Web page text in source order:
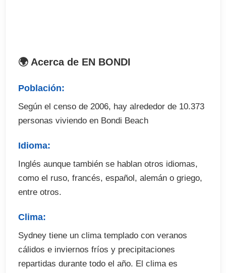
destino)
🌍 Acerca de EN BONDI
Población:
Según el censo de 2006, hay alrededor de 10.373
personas viviendo en Bondi Beach
Idioma:
Inglés aunque también se hablan otros idiomas,
como el ruso, francés, español, alemán o griego,
entre otros.
Clima:
Sydney tiene un clima templado con veranos
cálidos e inviernos fríos y precipitaciones
repartidas durante todo el año. El clima es